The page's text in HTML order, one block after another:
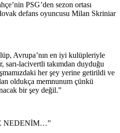
PSG’den sezon ortası
defans oyuncusu Milan Skriniar
Avrupa’nın en iyi kulüpleriyle
sarı-lacivertli takımdan duyduğu
her şey yerine getirildi ve
oldukça memnunum çünkü
bir şey değil.”
NEDENİM…”